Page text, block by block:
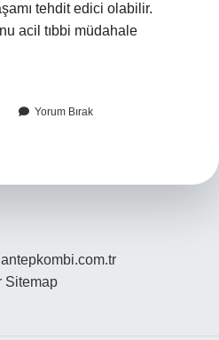
tehdit edici olabilir.
acil tıbbi müdahale
Yorum Bırak
Sitemap